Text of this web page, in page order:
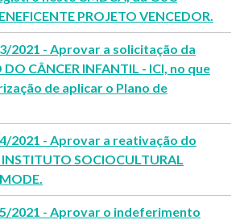
PROJETO VENCEDOR.
2021 - Aprovar a solicitação da
CÂNCER INFANTIL - ICI, no que
de aplicar o Plano de
2021 - Aprovar a reativação do
SOCIOCULTURAL
2021 - Aprovar o indeferimento